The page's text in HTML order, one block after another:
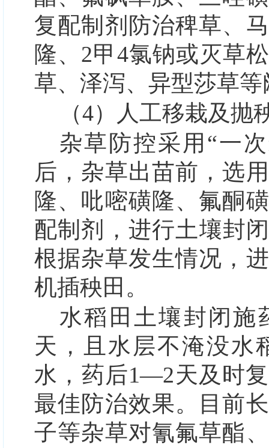
复配制剂防治稗草、
隆、2甲4氯钠或灭草
草、泽泻、异型莎草
（4）
人工移栽及抛
杂草防控采用 “一
后，杂草出苗前，选
隆、吡嘧磺隆、氟酮
配制剂，进行土壤封
根据杂草发生情况，
机插秧田。
水稻田土壤封闭
天，且水层不淹没水
水，药后1—2天及时
最佳防治效果。目前
子等杂草对氰氟草酯